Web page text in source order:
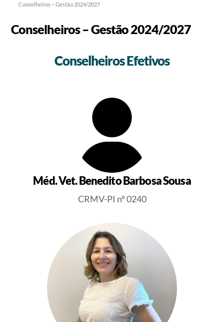
Conselheiros – Gestão 2024/2027
Conselheiros – Gestão 2024/2027
Conselheiros Efetivos
Méd. Vet. Benedito Barbosa Sousa
CRMV-PI nº 0240